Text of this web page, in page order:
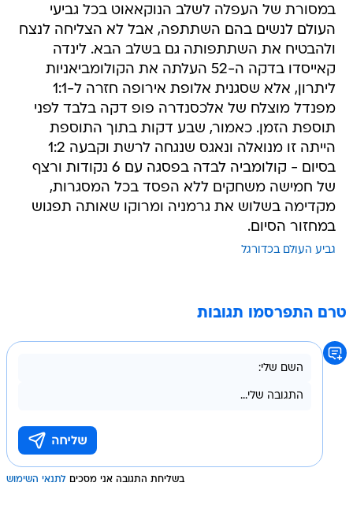
במסורת של העפלה לשלב הנוקאאוט בכל גביעי
העולם לנשים בהם השתתפה, אבל לא הצליחה לנצח
ולהבטיח את השתתפותה גם בשלב הבא. לינדה
קאייסדו בדקה ה-52 העלתה את הקולומביאניות
ליתרון, אלא שסגנית אלופת אירופה חזרה ל-1:1
מפנדל מוצלח של אלכסנדרה פופ דקה בלבד לפני
תוספת הזמן. כאמור, שבע דקות בתוך התוספת
הייתה זו מנואלה ונאגס שנגחה לרשת וקבעה 1:2
בסיום - קולומביה לבדה בפסגה עם 6 נקודות ורצף
של חמישה משחקים ללא הפסד בכל המסגרות,
מקדימה בשלוש את גרמניה ומרוקו שאותה תפגוש
במחזור הסיום.
גביע העולם בכדורגל
טרם התפרסמו תגובות
בשליחת התגובה אני מסכים לתנאי השימוש